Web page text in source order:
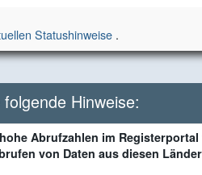
Statushinweise .
Hinweise:
Abrufzahlen im
von Daten aus diesen